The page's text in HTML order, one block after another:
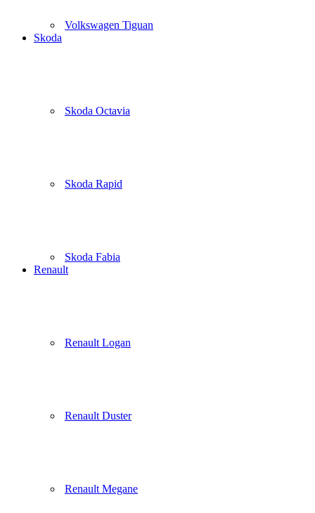
Volkswagen Tiguan
Skoda
Skoda Octavia
Skoda Rapid
Skoda Fabia
Renault
Renault Logan
Renault Duster
Renault Megane